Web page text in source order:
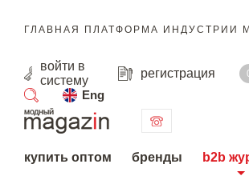
ГЛАВНАЯ ПЛАТФОРМА ИНДУСТРИИ
войти в
систему
регистрация
Eng
поиск
купить оптом бренды b2b